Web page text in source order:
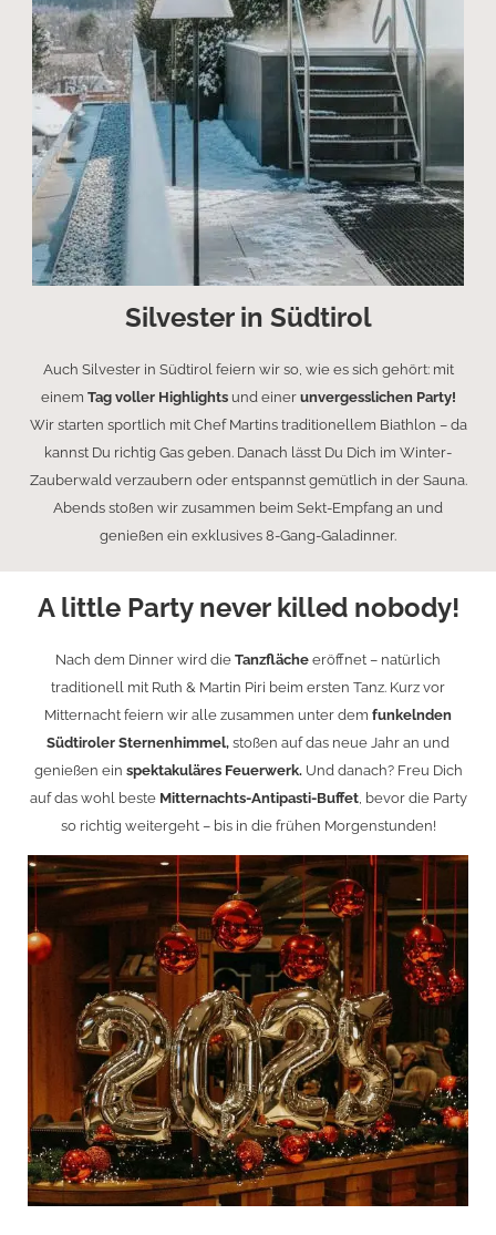
Silvester in Südtirol
Auch Silvester in Südtirol feiern wir so, wie es sich gehört: mit
einem Tag voller Highlightsund einerunvergesslichen Party!
Wir starten sportlich mit Chef Martins traditionellem Biathlon – da
kannst Du richtig Gas geben. Danach lässt Du Dich im Winter-
Zauberwald verzaubern oder entspannst gemütlich in der Sauna.
Abends stoßen wir zusammen beim Sekt-Empfang an und
genießen ein exklusives 8-Gang-Galadinner.
A little Party never killed nobody!
Nach dem Dinner wird die Tanzfläche eröffnet – natürlich
traditionell mit Ruth & Martin Piri beim ersten Tanz. Kurz vor
Mitternacht feiern wir alle zusammen unter dem funkelnden
Südtiroler Sternenhimmel, stoßen auf das neue Jahr an und
genießen ein spektakuläres Feuerwerk.Und danach? Freu Dich
auf das wohl besteMitternachts-Antipasti-Buffet, bevor die Party
so richtig weitergeht – bis in die frühen Morgenstunden!